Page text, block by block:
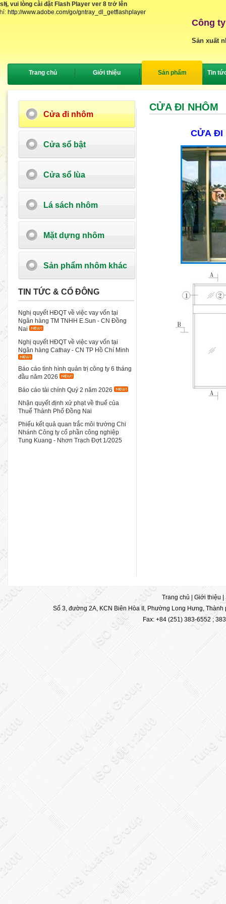
vui lòng cài đặt Flash Player ver 8 trở lên
http://www.adobe.com/go/gntray_dl_getflashplayer
{
Công
Sản xuất
Trang chủ Giới thiệu Sản phẩm Tin
Cửa đi nhôm
Cửa sổ bật
Cửa sổ lùa
Lá sách nhôm
Mặt dựng nhôm
Sản phẩm nhôm khác
TIN TỨC & CỔ ĐÔNG
Nghị quyết HĐQT về việc vay vốn tại
Ngân hàng TM TNHH E.Sun - CN Đồng
Nai
Nghị quyết HĐQT về việc vay vốn tại
Ngân hàng Cathay - CN TP Hồ Chí Minh
Báo cáo tình hình quản trị công ty 6 tháng
đầu năm 2026
Báo cáo tài chính Quý 2 năm 2026
Nhận quyết định xử phạt về thuế của
Thuế Thành Phố Đồng Nai
Phiếu kết quả quan trắc môi trường Chi
Nhánh Công ty cổ phần công nghiệp
Tung Kuang - Nhơn Trạch Đợt 1/2025
CỬA ĐI NHÔM
CỬA ĐI
Trang chủ Giới thiệu
Số 3, đường 2A, KCN Biên Hòa II, Phường Long Hưng,
Fax: +84 (251) 383-6552 ;